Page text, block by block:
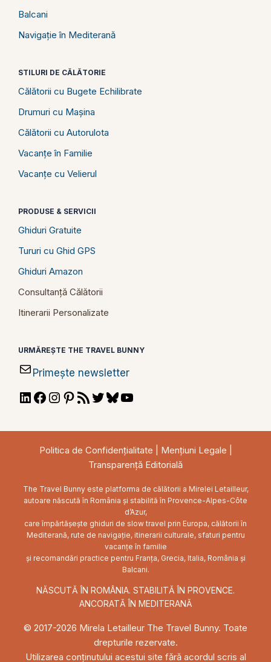
Balcani
Navigație în Mediterană
STILURI DE CĂLĂTORIE
Călătorii cu Bugete Echilibrate
Drumuri cu Mașina
Călătorii cu Autorulota
Vacanțe în Familie
Vacanțe cu Velierul
PRODUSE & SERVICII
Ghiduri Gratuite
Tururi cu Ghid GPS
Ghiduri Amazon
Consultanță Călătorii
Itinerarii Personalizate
URMĂREȘTE THE TRAVEL BUNNY
Primește newsletter
LinkedIn
Facebook
Instagram
Pinterest
RSSTwitterBluesky
Politica de Confidențialitate Mențiuni Legale
Transparență Editorială
The Travel Bunny este platforma de călătorii a Mirelei Letailleur,
autoare născută în România și stabilită în Provence-Alpes-Côte
d’Azur,
care împărtășește ghiduri de slow travel prin Europa, călătorii în
Mediterană, rute de navigație, itinerarii culturale, sfaturi pentru
vacanțe în familie
și recomandări practice pentru Franța, Grecia, Italia, România și
Balcani.
NĂSCUTĂ ÎN ROMÂNIA. STABILITĂ ÎN PROVENCE.
ANCORATĂ ÎN MEDITERANĂ
© 2017-2026 Mirela Letailleur The Travel Bunny. Toate
drepturile rezervate.
Utilizarea conținutului acestui site fără acordul scris al